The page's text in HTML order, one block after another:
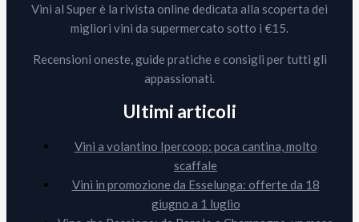
Vini al Super è la rivista online dedicata alla scoperta dei
migliori vini da supermercato sotto i €15.
Recensioni oneste, guide pratiche e consigli per tutti gli
appassionati.
Ultimi articoli
Vini a volantino Ipercoop: poca cantina, molto
scaffale
Vini in promozione da Esselunga: offerte da 18
giugno a 1 luglio